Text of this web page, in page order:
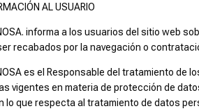
AL USUARIO
informa a los usuarios del sitio web
recabados por la navegación o
es el Responsable del tratamiento
vigentes en materia de protección de
lo que respecta al tratamiento de datos